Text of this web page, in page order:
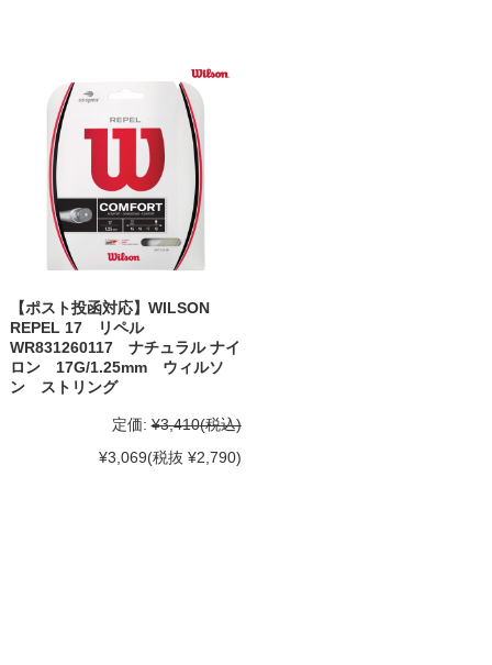
【ポスト投函対応】WILSON
REPEL 17 リペル
WR831260117 ナチュラル ナイ
ロン 17G/1.25mm ウィルソ
ン ストリング
定価: ¥3,410(税込)
¥3,069(税抜 ¥2,790)